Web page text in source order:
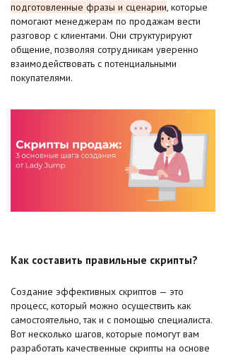
подготовленные фразы и сценарии, которые
помогают менеджерам по продажам вести
разговор с клиентами. Они структурируют
общение, позволяя сотрудникам уверенно
взаимодействовать с потенциальными
покупателями.
Как составить правильные скрипты?
Создание эффективных скриптов — это
процесс, который можно осуществить как
самостоятельно, так и с помощью специалиста.
Вот несколько шагов, которые помогут вам
разработать качественные скрипты на основе